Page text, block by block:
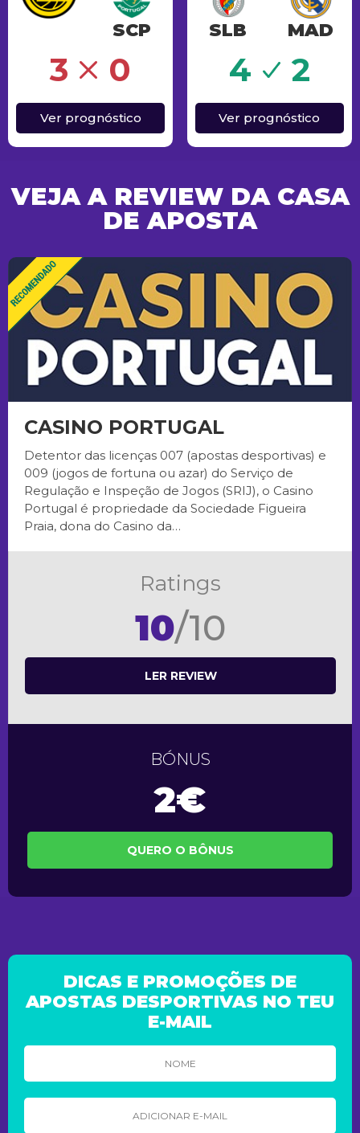
SCP
3 0
Ver prognóstico
SLB MAD
4
Sucesso 2
Ver prognóstico
VEJA A REVIEW DA CASA
DE APOSTA
CASINO PORTUGAL
Detentor das licenças 007 (apostas desportivas) e
009 (jogos de fortuna ou azar) do Serviço de
Regulação e Inspeção de Jogos (SRIJ), o Casino
Portugal é propriedade da Sociedade Figueira
Praia, dona do Casino da…
Ratings
10/10
LER REVIEW
BÓNUS
2€
QUERO O BÔNUS
DICAS E PROMOÇÕES DE
APOSTAS DESPORTIVAS NO TEU
E-MAIL